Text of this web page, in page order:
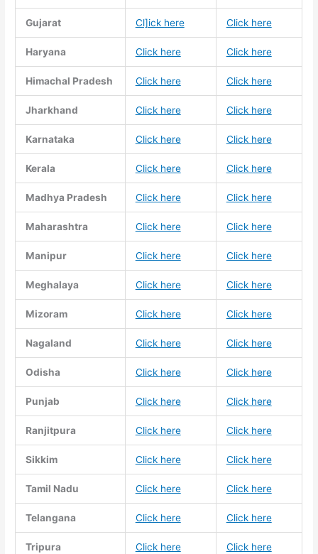
Gujarat Cl]ick here Click here
Haryana Click here Click here
Himachal Pradesh Click here Click here
Jharkhand Click here Click here
Karnataka Click here Click here
Kerala Click here Click here
Madhya Pradesh Click here Click here
Maharashtra Click here Click here
Manipur Click here Click here
Meghalaya Click here Click here
Mizoram Click here Click here
Nagaland Click here Click here
Odisha Click here Click here
Punjab Click here Click here
Ranjitpura Click here Click here
Sikkim Click here Click here
Tamil Nadu Click here Click here
Telangana Click here Click here
Tripura Click here Click here